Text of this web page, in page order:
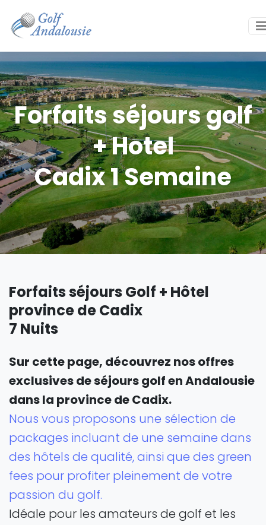
Forfaits séjours golf
+ Hotel
Cadix 1 Semaine
Forfaits séjours Golf + Hôtel
province de Cadix
7 Nuits
Sur cette page, découvrez nos offres
exclusives de séjours golf en Andalousie
dans la province de Cadix.
Nous vous proposons une sélection de
packages incluant de une semaine dans
des hôtels de qualité, ainsi que des green
fees pour profiter pleinement de votre
passion du golf.
Idéale pour les amateurs de golf et les